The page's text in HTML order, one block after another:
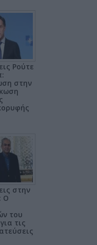
Ρούτε
στην
στην
Ο
του
τις